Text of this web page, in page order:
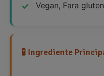
Vegan, Fara
🧪 Ingrediente